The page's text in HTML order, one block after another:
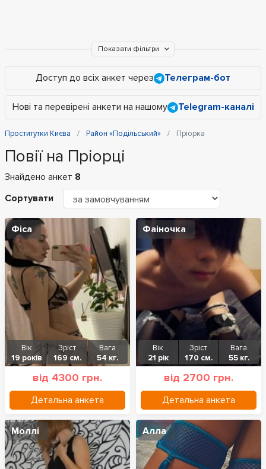
Показати фільтри
Доступ до всіх анкет через Телеграм-бот
Нові та перевірені анкети на нашому Telegram-каналі
Проститутки Києва Район «Подільський» Пріорка
Повії на Пріорці
Знайдено анкет 8
Сортувати
Фіса
Вік
19 років
Зріст
169 см.
Вага
54 кг.
від 4300 грн.
Детальна анкета
Фаіночка
Вік
21 рік
Зріст
170 см.
Вага
55 кг.
від 2700 грн.
Детальна анкета
Моллі Алла